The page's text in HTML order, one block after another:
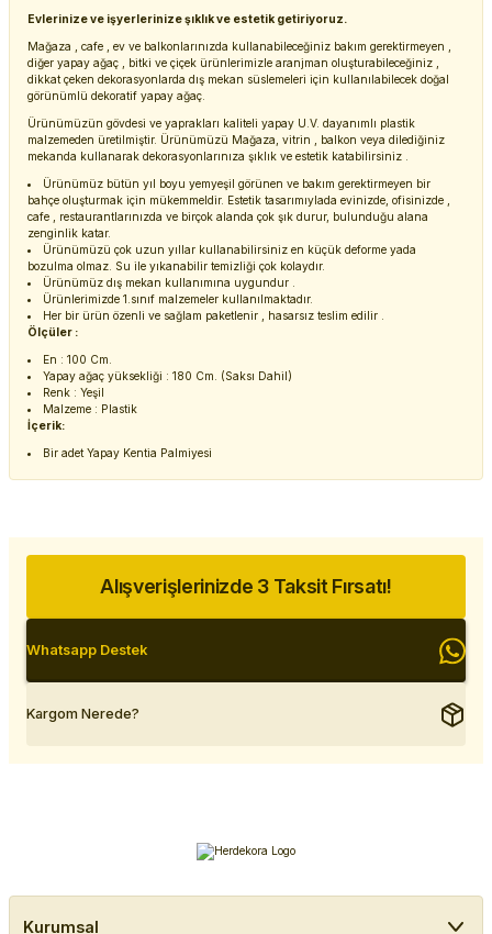
Evlerinize ve işyerlerinize şıklık ve estetik getiriyoruz.
Mağaza , cafe , ev ve balkonlarınızda kullanabileceğiniz bakım gerektirmeyen ,
diğer yapay ağaç , bitki ve çiçek ürünlerimizle aranjman oluşturabileceğiniz ,
dikkat çeken dekorasyonlarda dış mekan süslemeleri için kullanılabilecek doğal
görünümlü dekoratif yapay ağaç.
Ürünümüzün gövdesi ve yaprakları kaliteli yapay U.V. dayanımlı plastik
malzemeden üretilmiştir. Ürünümüzü Mağaza, vitrin , balkon veya dilediğiniz
mekanda kullanarak dekorasyonlarınıza şıklık ve estetik katabilirsiniz .
Ürünümüz bütün yıl boyu yemyeşil görünen ve bakım gerektirmeyen bir
bahçe oluşturmak için mükemmeldir. Estetik tasarımıylada evinizde, ofisinizde ,
cafe , restaurantlarınızda ve birçok alanda çok şık durur, bulunduğu alana
zenginlik katar.
Ürünümüzü çok uzun yıllar kullanabilirsiniz en küçük deforme yada
bozulma olmaz. Su ile yıkanabilir temizliği çok kolaydır.
Ürünümüz dış mekan kullanımına uygundur .
Ürünlerimizde 1.sınıf malzemeler kullanılmaktadır.
Her bir ürün özenli ve sağlam paketlenir , hasarsız teslim edilir .
Ölçüler :
En : 100 Cm.
Yapay ağaç yüksekliği : 180 Cm. (Saksı Dahil)
Renk : Yeşil
Malzeme : Plastik
İçerik:
Bir adet Yapay Kentia Palmiyesi
Alışverişlerinizde 3 Taksit Fırsatı!
Whatsapp Destek
Kargom Nerede?
Kurumsal